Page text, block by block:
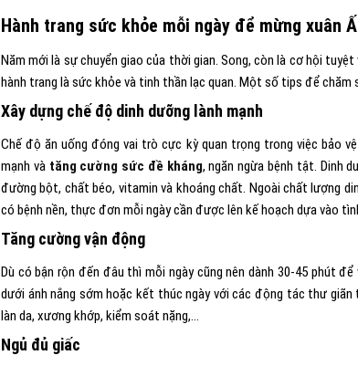
Hành trang sức khỏe mỗi ngày để mừng xuân
Năm mới là sự chuyển giao của thời gian. Song, còn là cơ hội
hành trang là sức khỏe và tinh thần lạc quan. Một số tips để
Xây dựng chế độ dinh dưỡng lành mạnh
Chế độ ăn uống đóng vai trò cực kỳ quan trọng trong việc bảo
mạnh và tăng cường sức đề kháng, ngăn ngừa bệnh tật. Dinh
đường bột, chất béo, vitamin và khoáng chất. Ngoài chất lượng
có bệnh nền, thực đơn mỗi ngày cần được lên kế hoạch dựa vào
Tăng cường vận động
Dù có bận rộn đến đâu thì mỗi ngày cũng nên dành 30-45 phút
dưới ánh nắng sớm hoặc kết thúc ngày với các động tác thư
làn da, xương khớp, kiểm soát nặng,…
Ngủ đủ giấc